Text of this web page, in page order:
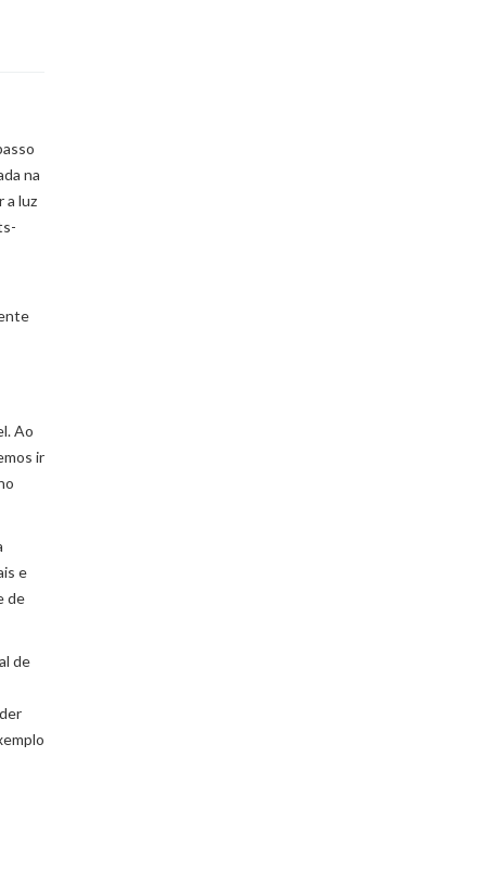
na
a luz
Ao
ir
e
de
de